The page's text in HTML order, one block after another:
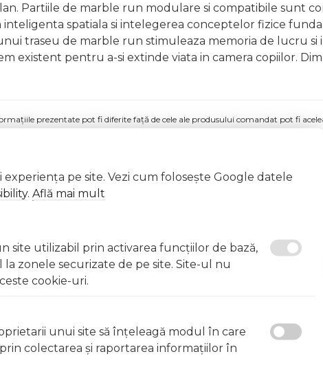
Partiile de marble run modulare si compatibile sunt
inteligenta spatiala si intelegerea conceptelor fizice
traseu de marble run stimuleaza memoria de lucru
pentru a-si extinde viata in camera copiilor.
prezentate pot fi diferite față de cele ale produsului comandat pot fi
unor diferențe, prevalează informația de pe etichetele produsului fizic.
(45 piese) a fost efectuată la data de 11.02.2026
pe site. Vezi cum folosește Google datele
. Află mai mult
site utilizabil prin activarea funcţiilor de bază,
zonele securizate de pe site. Site-ul nu
cookie-uri.
unui site să înţeleagă modul în care
colectarea şi raportarea informaţiilor în